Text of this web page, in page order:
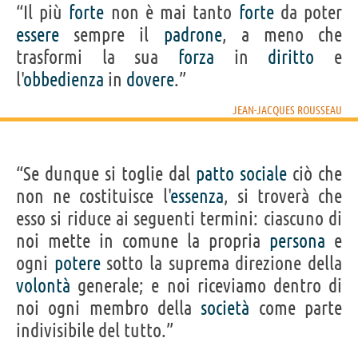
“Il più forte non è mai tanto forteda poter
essere sempre il padrone, a meno che
trasformi la sua forza in diritto e
l'obbedienza in dovere.”
JEAN-JACQUES ROUSSEAU
“Se dunque si toglie dal patto sociale ciò che
non ne costituisce l'essenza, si troverà che
esso si riduce ai seguenti termini: ciascuno di
noi mette in comune la propria persona e
ogni poteresotto la suprema direzione della
volontà generale; e noi riceviamo dentro di
noi ogni membro della società come parte
indivisibile del tutto.”